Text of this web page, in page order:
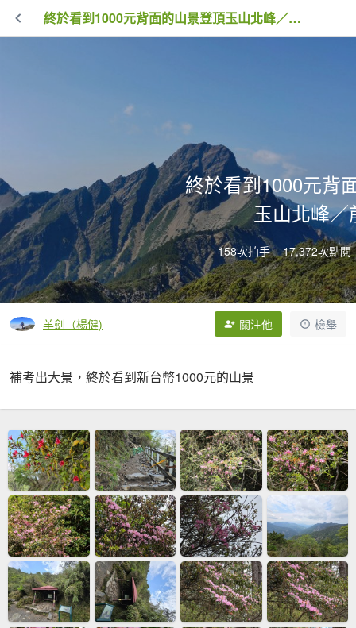
終於看到1000元背面的山景登頂玉山北峰／前峰
終於看到1000元背
玉山北峰／
158次拍手 17,372次點閱
羊劍（楊健) 關注他 檢舉
補考出大景，終於看到新台幣1000元的山景